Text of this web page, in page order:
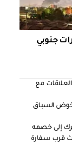
جنوبي
مع
السباق
إلى خصمه
قرب سفارة